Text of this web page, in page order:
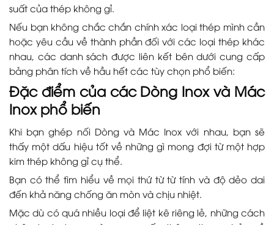
suất của thép không gỉ.
Nếu bạn không chắc chắn chính xác loại thép mình cần
hoặc yêu cầu về thành phần đối với các loại thép khác
nhau, các danh sách được liên kết bên dưới cung cấp
bảng phân tích về hầu hết các tùy chọn phổ biến:
Đặc điểm của các Dòng Inox và Mác
Inox phổ biến
Khi bạn ghép nối Dòng và Mác Inox với nhau, bạn sẽ
thấy một dấu hiệu tốt về những gì mong đợi từ một hợp
kim thép không gỉ cụ thể.
Bạn có thể tìm hiểu về mọi thứ từ từ tính và độ dẻo dai
đến khả năng chống ăn mòn và chịu nhiệt.
Mặc dù có quá nhiều loại để liệt kê riêng lẻ, những cách